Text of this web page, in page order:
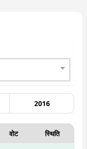
2016
वोट स्थिति